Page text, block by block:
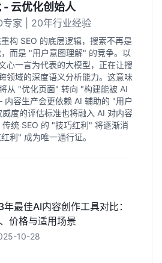
- 云优化创始人
专家 | 20年行业经验
构 SEO 的底层逻辑，搜索不再是
而是 "用户意图理解" 的竞争。以
心一言为代表的大模型，正在让搜
领域的深度语义分析能力。这意味
从 "优化页面" 转向 "构建能被 AI
容生产会更依赖 AI 辅助的 "用户
度的评估标准也将融入 AI 对内容
统 SEO 的 "技巧红利" 将逐渐消
利" 成为唯一通行证。
最佳AI内容创作工具对比：
价格与适用场景
10-28